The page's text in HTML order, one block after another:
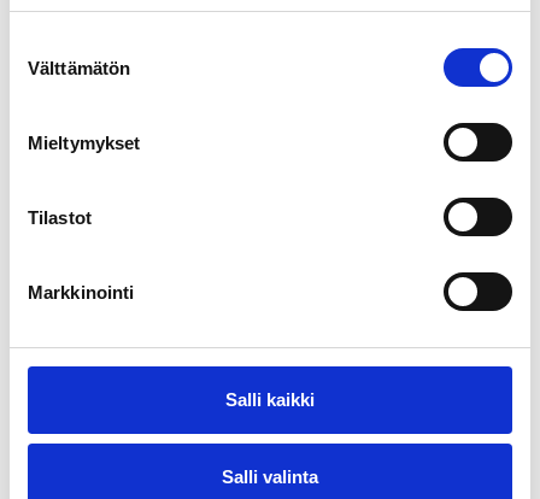
valinta
Välttämätön
Mieltymykset
Tilastot
Markkinointi
Salli kaikki
Salli valinta
Laiturit